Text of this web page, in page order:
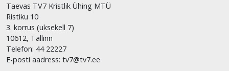
Taevas TV7 Kristlik Ühing MTÜ
Ristiku 10
3. korrus (uksekell 7)
10612, Tallinn
Telefon: 44 22227
E-posti aadress: tv7@tv7.ee